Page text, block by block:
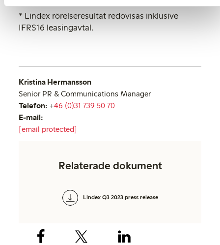
* Lindex rörelseresultat redovisas inklusive
IFRS16 leasingavtal.
Kristina Hermansson
Senior PR & Communications Manager
Telefon: +46 (0)31 739 50 70
E-mail:
[email protected]
Relaterade dokument
Lindex Q3 2023 press release